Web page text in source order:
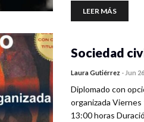
LEER MÁS
Sociedad
Laura Gutiérrez - Jun
Diplomado con
organizada Viernes
13:00 horas